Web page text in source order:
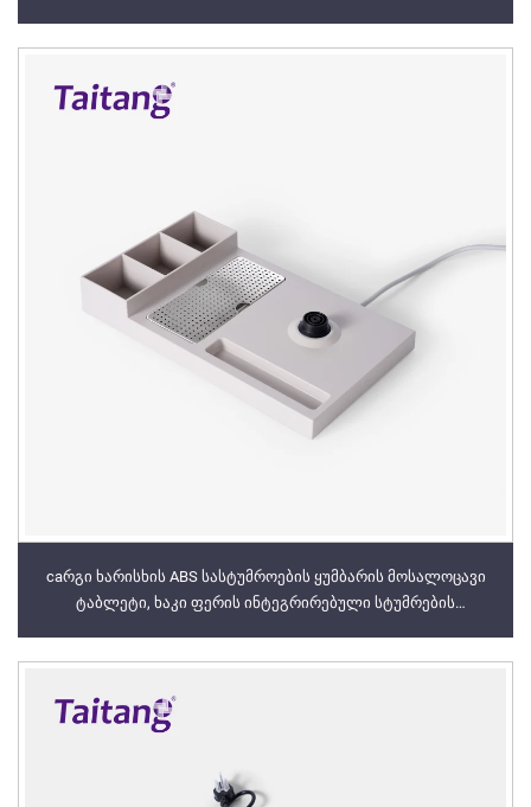
caრგი ხარისხის ABS სასტუმროების ყუმბარის მოსალოცავი
ტაბლეტი, ხაკი ფერის ინტეგრირებული სტუმრების